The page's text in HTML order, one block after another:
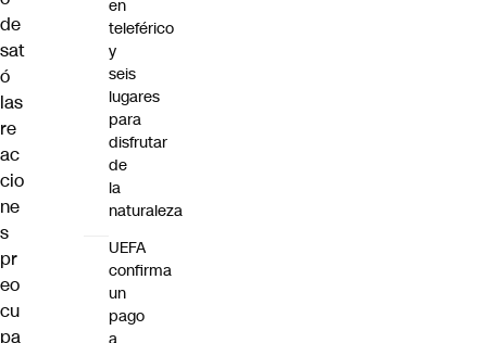
de
sat
ó
las
re
ac
cio
ne
s
pr
eo
cu
pa
en
teleférico
y
seis
lugares
para
disfrutar
de
la
naturaleza
UEFA
confirma
un
pago
a